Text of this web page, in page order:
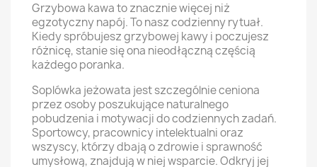
Grzybowa kawa to znacznie więcej niż
egzotyczny napój. To nasz codzienny rytuał.
Kiedy spróbujesz grzybowej kawy i poczujesz
różnicę, stanie się ona nieodłączną częścią
każdego poranka.
Soplówka jeżowata jest szczególnie ceniona
przez osoby poszukujące naturalnego
pobudzenia i motywacji do codziennych zadań.
Sportowcy, pracownicy intelektualni oraz
wszyscy, którzy dbają o zdrowie i sprawność
umysłową, znajdują w niej wsparcie. Odkryj jej